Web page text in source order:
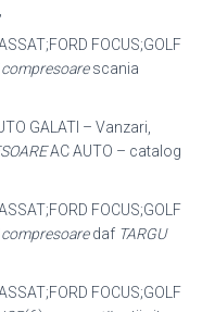
FOCUS;GOLF
scania
GALATI – Vanzari,
AC AUTO – catalog
FOCUS;GOLF
daf TARGU
FOCUS;GOLF